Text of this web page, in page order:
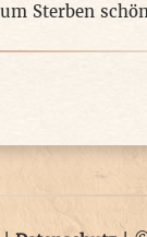
Sterben